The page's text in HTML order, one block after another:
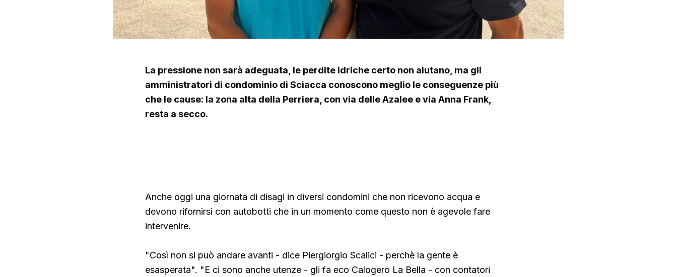
La pressione non sarà adeguata, le perdite idriche certo non aiutano, ma gli
amministratori di condominio di Sciacca conoscono meglio le conseguenze più
che le cause: la zona alta della Perriera, con via delle Azalee e via Anna Frank,
resta a secco.
Anche oggi una giornata di disagi in diversi condomini che non ricevono acqua e
devono rifornirsi con autobotti che in un momento come questo non è agevole fare
intervenire.
"Così non si può andare avanti - dice Piergiorgio Scalici - perchè la gente è
esasperata". "E ci sono anche utenze - gli fa eco Calogero La Bella - con contatori